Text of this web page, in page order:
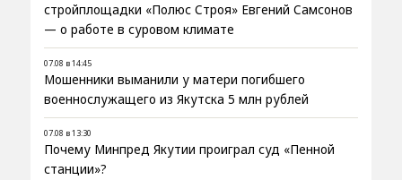
стройплощадки «Полюс Строя» Евгений Самсонов
— о работе в суровом климате
07.08 в 14:45
Мошенники выманили у матери погибшего
военнослужащего из Якутска 5 млн рублей
07.08 в 13:30
Почему Минпред Якутии проиграл суд «Пенной
станции»?